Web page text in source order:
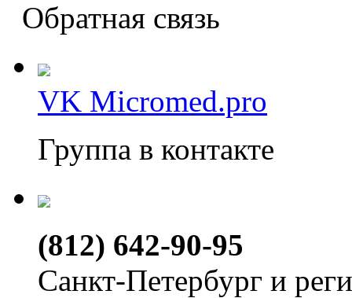
Обратная связь
VK Micromed.pro
Группа в контакте
(812) 642-90-95
Санкт-Петербург и